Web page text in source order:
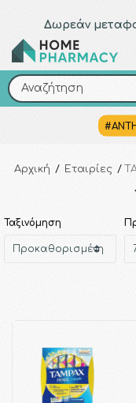
Δωρεάν
Αναζήτηση
Αρχική / Εταιρίες /
Ταξινόμηση